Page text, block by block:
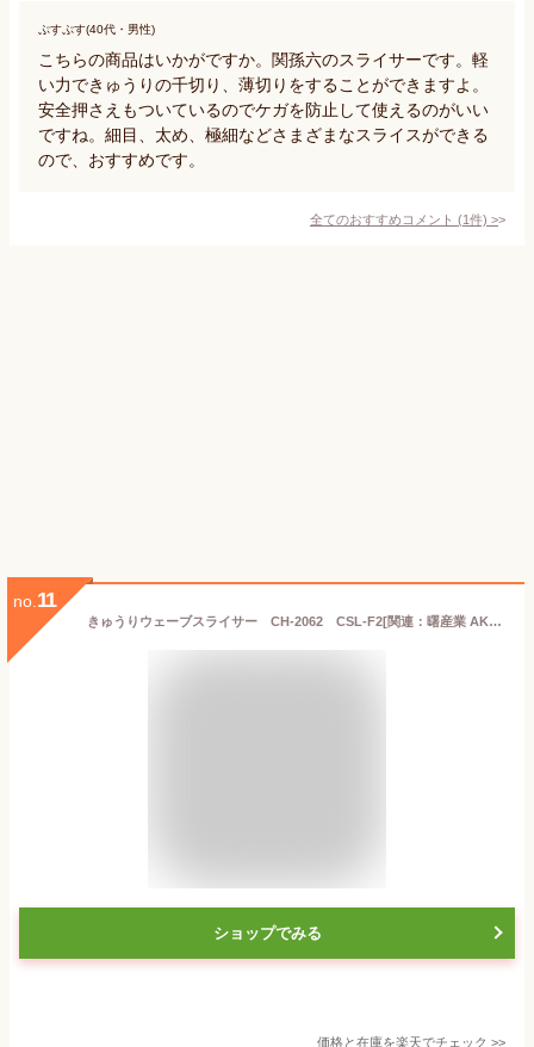
ぷすぷす(40代・男性)
こちらの商品はいかがですか。関孫六のスライサーです。軽
い力できゅうりの千切り、薄切りをすることができますよ。
安全押さえもついているのでケガを防止して使えるのがいい
ですね。細目、太め、極細などさまざまなスライスができる
ので、おすすめです。
全てのおすすめコメント (1件) >
no. 11
きゅうりウェーブスライサー CH-2062 CSL-F2[関連：曙産業 AKEBONO 日本製 サラダ用品 野菜スライサー キューリ 胡瓜 サラダ]
ショップでみる
価格と在庫を楽天でチェック >>